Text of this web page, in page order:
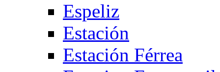
Espeliz
Estación
Estación Férrea